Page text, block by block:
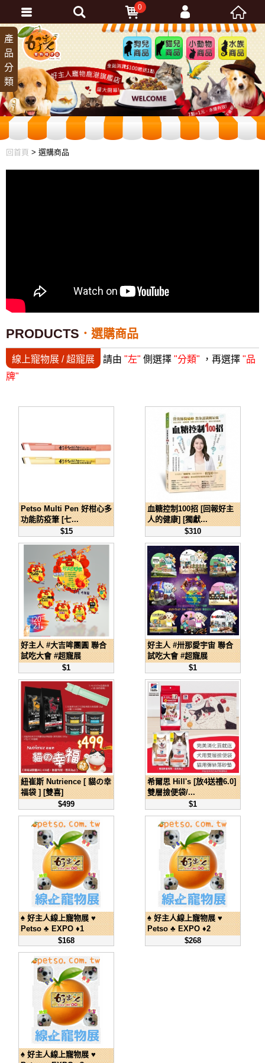
狗兒
商品
貓兒
商品
小動
物商
品
水族
商品
回首頁 > 選購商品
產
品
分
類
PRODUCTS 選購商品
線上寵物展 / 超寵展 請由 "左" 側選擇 "分類" ，再選擇 "品
牌"
Petso Multi Pen 好柑心多
功能防疫筆 [七...
$15
血糖控制100招 [回報好主
人的健康] [獨獻...
$310
好主人 #大吉哞團圓 聯合
試吃大會 #超寵展
$1
好主人 #卅那愛宇宙 聯合
試吃大會 #超寵展
$1
紐崔斯 Nutrience [ 貓の幸
福袋 ] [雙喜]
$499
希爾思 Hill's [放4送禮6.0]
雙層撿便袋/...
$1
♠ 好主人線上寵物展 ♥
Petso ♣ EXPO ♦1
$168
♠ 好主人線上寵物展 ♥
Petso ♣ EXPO ♦2
$268
♠ 好主人線上寵物展 ♥
0
會員登入
忘記密碼
加入會員
訂單查詢